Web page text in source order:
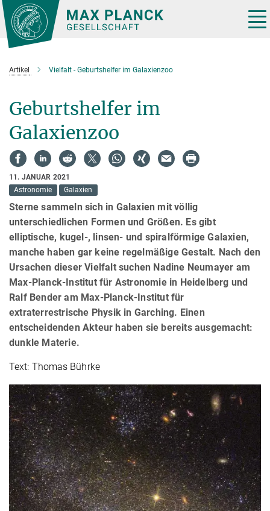
Hauptinhalt
Artikel Vielfalt - Geburtshelfer im Galaxienzoo
Geburtshelfer im
Galaxienzoo
11. JANUAR 2021
Astronomie
Galaxien
Sterne sammeln sich in Galaxien mit völlig
unterschiedlichen Formen und Größen. Es gibt
elliptische, kugel-, linsen- und spiralförmige Galaxien,
manche haben gar keine regelmäßige Gestalt. Nach den
Ursachen dieser Vielfalt suchen Nadine Neumayer am
Max-Planck-Institut für Astronomie in Heidelberg und
Ralf Bender am Max-Planck-Institut für
extraterrestrische Physik in Garching. Einen
entscheidenden Akteur haben sie bereits ausgemacht:
dunkle Materie.
Text: Thomas Bührke